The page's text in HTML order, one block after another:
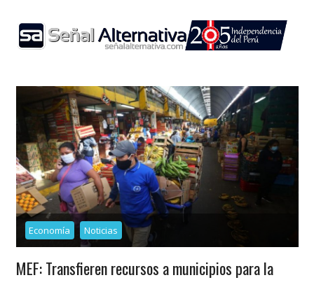
content
Economía Noticias
MEF: Transfieren recursos a municipios para la